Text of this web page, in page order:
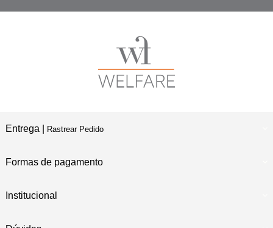
Entrega | Rastrear Pedido
Formas de pagamento
Institucional